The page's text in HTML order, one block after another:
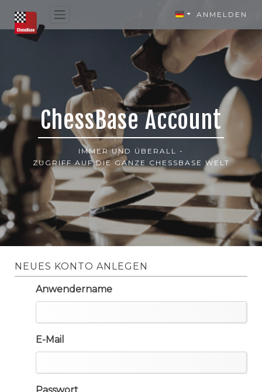
ANMELDEN
ChessBase Account
IMMER UND ÜBERALL -
ZUGRIFF AUF DIE GANZE CHESSBASE WELT
NEUES KONTO ANLEGEN
Anwendername
E-Mail